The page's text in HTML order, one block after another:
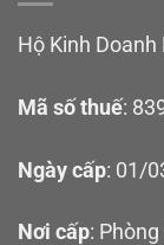
Hộ Kinh Doanh
Mã số thuế:
Ngày cấp: 01/
Nơi cấp: